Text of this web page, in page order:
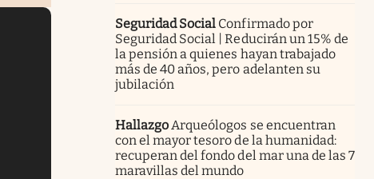
Seguridad Social Confirmado por
Seguridad Social | Reducirán un 15% de
la pensión a quienes hayan trabajado
más de 40 años, pero adelanten su
jubilación
HallazgoArqueólogos se encuentran
con el mayor tesoro de la humanidad:
recuperan del fondo del mar una de las 7
maravillas del mundo